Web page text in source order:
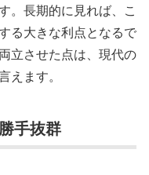
。長期的に見れば、こ
る大きな利点となるで
立させた点は、現代の
えます。
手抜群